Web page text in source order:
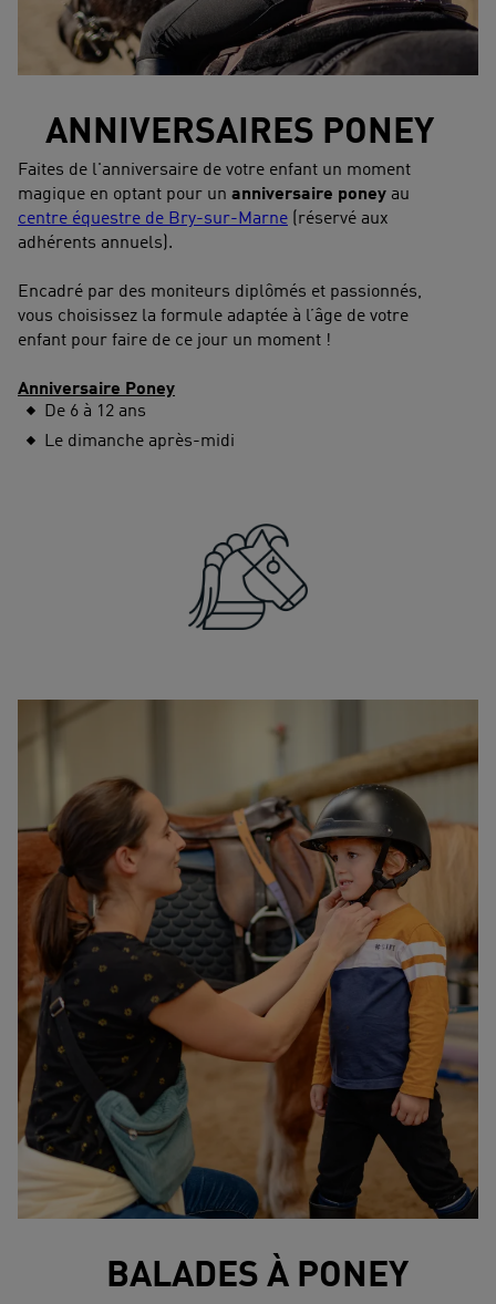
ANNIVERSAIRES PONEY
Faites de l'anniversaire de votre enfant un moment
magique en optant pour un anniversaire poney au
centre équestre de Bry-sur-Marne (réservé aux
adhérents annuels).
Encadré par des moniteurs diplômés et passionnés,
vous choisissez la formule adaptée à l’âge de votre
enfant pour faire de ce jour un moment !
Anniversaire Poney
De 6 à 12 ans
Le dimanche après-midi
BALADES À PONEY